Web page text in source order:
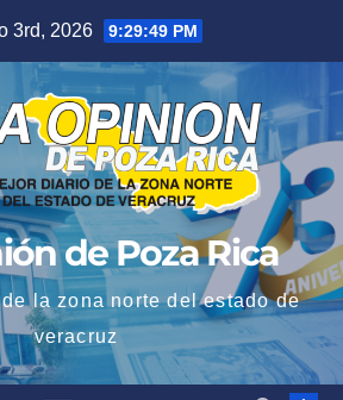
3rd, 2026 9:29:51 PM
de Poza Rica
la zona norte del estado de
veracruz